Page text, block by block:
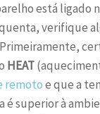
está ligado
verifique
Primeiramente,
HEAT
remotoe que a
é superior à